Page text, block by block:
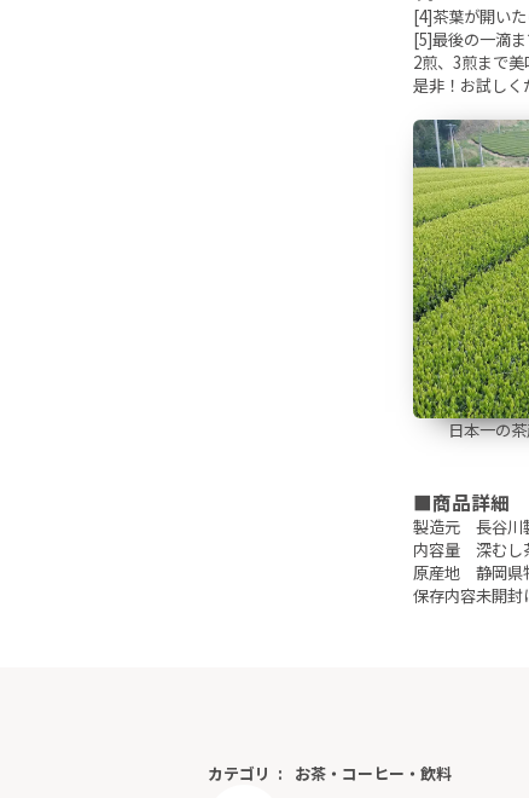
[4]茶葉が開い
[5]最後の一滴
2煎、3煎まで美
是非！お試し
日本一の
■商品詳細
製造元
長谷川
内容量
深むし
原産地
静岡県
保存内容未開封
カテゴリ お茶・コーヒー・飲料